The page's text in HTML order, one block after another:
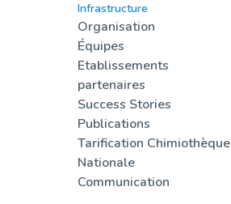
Infrastructure
Organisation
Équipes
Etablissements
partenaires
Success Stories
Publications
Tarification Chimiothèque
Nationale
Communication